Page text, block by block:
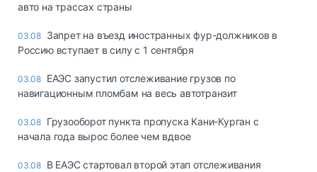
авто на трассах страны
03.08 Запрет на въезд иностранных фур-должников в
Россию вступает в силу с 1 сентября
03.08 ЕАЭС запустил отслеживание грузов по
навигационным пломбам на весь автотранзит
03.08 Грузооборот пункта пропуска Кани-Курган с
начала года вырос более чем вдвое
03.08 В ЕАЭС стартовал второй этап отслеживания